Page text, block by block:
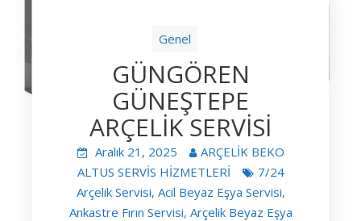
Genel
GÜNGÖREN
GÜNEŞTEPE
ARÇELİK SERVİSİ
Aralık 21, 2025
ARÇELİK BEKO
ALTUS SERVİS HİZMETLERİ
7/24
Arçelik Servisi, Acil Beyaz Eşya Servisi,
Ankastre Fırın Servisi, Arçelik Beyaz Eşya